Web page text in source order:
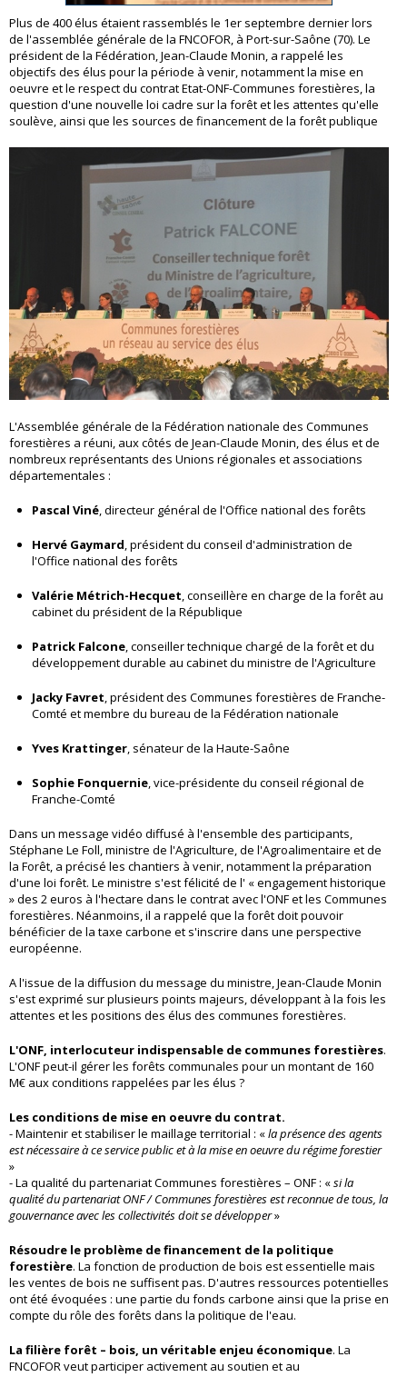
Plus de 400 élus étaient rassemblés le 1er septembre dernier lors
de l'assemblée générale de la FNCOFOR, à Port-sur-Saône (70). Le
président de la Fédération, Jean-Claude Monin, a rappelé les
objectifs des élus pour la période à venir, notamment la mise en
oeuvre et le respect du contrat Etat-ONF-Communes forestières, la
question d'une nouvelle loi cadre sur la forêt et les attentes qu'elle
soulève, ainsi que les sources de financement de la forêt publique
L'Assemblée générale de la Fédération nationale des Communes
forestières a réuni, aux côtés de Jean-Claude Monin, des élus et de
nombreux représentants des Unions régionales et associations
départementales :
Pascal Viné, directeur général de l'Office national des forêts
Hervé Gaymard, président du conseil d'administration de
l'Office national des forêts
Valérie Métrich-Hecquet, conseillère en charge de la forêt au
cabinet du président de la République
Patrick Falcone, conseiller technique chargé de la forêt et du
développement durable au cabinet du ministre de l'Agriculture
Jacky Favret, président des Communes forestières de Franche-
Comté et membre du bureau de la Fédération nationale
Yves Krattinger, sénateur de la Haute-Saône
Sophie Fonquernie, vice-présidente du conseil régional de
Franche-Comté
Dans un message vidéo diffusé à l'ensemble des participants,
Stéphane Le Foll, ministre de l'Agriculture, de l'Agroalimentaire et de
la Forêt, a précisé les chantiers à venir, notamment la préparation
d'une loi forêt. Le ministre s'est félicité de l' « engagement historique
» des 2 euros à l'hectare dans le contrat avec l'ONF et les Communes
forestières. Néanmoins, il a rappelé que la forêt doit pouvoir
bénéficier de la taxe carbone et s'inscrire dans une perspective
européenne.
A l'issue de la diffusion du message du ministre, Jean-Claude Monin
s'est exprimé sur plusieurs points majeurs, développant à la fois les
attentes et les positions des élus des communes forestières.
L'ONF, interlocuteur indispensable de communes forestières.
L'ONF peut-il gérer les forêts communales pour un montant de 160
M€ aux conditions rappelées par les élus ?
Les conditions de mise en oeuvre du contrat.
- Maintenir et stabiliser le maillage territorial : «la présence des agents
est nécessaire à ce service public et à la mise en oeuvre du régime forestier
»
- La qualité du partenariat Communes forestières – ONF : «si la
qualité du partenariat ONF / Communes forestières est reconnue de tous, la
gouvernance avec les collectivités doit se développer»
Résoudre le problème de financement de la politique
forestière. La fonction de production de bois est essentielle mais
les ventes de bois ne suffisent pas. D'autres ressources potentielles
ont été évoquées : une partie du fonds carbone ainsi que la prise en
compte du rôle des forêts dans la politique de l'eau.
La filière forêt – bois, un véritable enjeu économique. La
FNCOFOR veut participer activement au soutien et au